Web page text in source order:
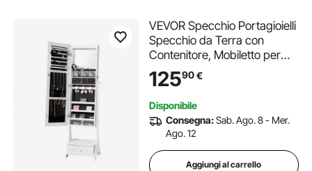
VEVOR Specchio Portagioielli
Specchio da Terra con
Contenitore, Mobiletto per
Gioielli con Serratura
Specchio a Figura Intera,
Luce LED Interna, Cassetto
Mobile Portagioielli 3
Cassetti, Bianco
12590€
Disponibile
Consegna:Sab. Ago. 8 - Mer.
Ago. 12
Aggiungi al carrello